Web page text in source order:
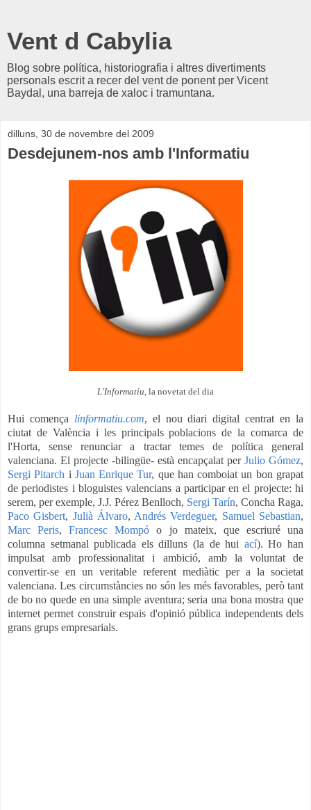
Vent d Cabylia
Blog sobre política, historiografia i altres divertiments
personals escrit a recer del vent de ponent per Vicent
Baydal, una barreja de xaloc i tramuntana.
dilluns, 30 de novembre del 2009
Desdejunem-nos amb l'Informatiu
L'Informatiu , la novetat del dia
Hui comença linformatiu.com, el nou diari digital centrat en la
ciutat de València i les principals poblacions de la comarca de
l'Horta, sense renunciar a tractar temes de política general
valenciana. El projecte -bilingüe- està encapçalat per Julio Gómez,
Sergi Pitarch i Juan Enrique Tur, que han comboiat un bon grapat
de periodistes i bloguistes valencians a participar en el projecte: hi
serem, per exemple, J.J. Pérez Benlloch, Sergi Tarín, Concha Raga,
Paco Gisbert, Julià Álvaro, Andrés Verdeguer, Samuel Sebastian,
Marc Peris,Francesc Mompó o jo mateix, que escriuré una
columna setmanal publicada els dilluns (la de hui ací). Ho han
impulsat amb professionalitat i ambició, amb la voluntat de
convertir-se en un veritable referent mediàtic per a la societat
valenciana. Les circumstàncies no són les més favorables, però tant
de bo no quede en una simple aventura; seria una bona mostra que
internet permet construir espais d'opinió pública independents dels
grans grups empresarials.